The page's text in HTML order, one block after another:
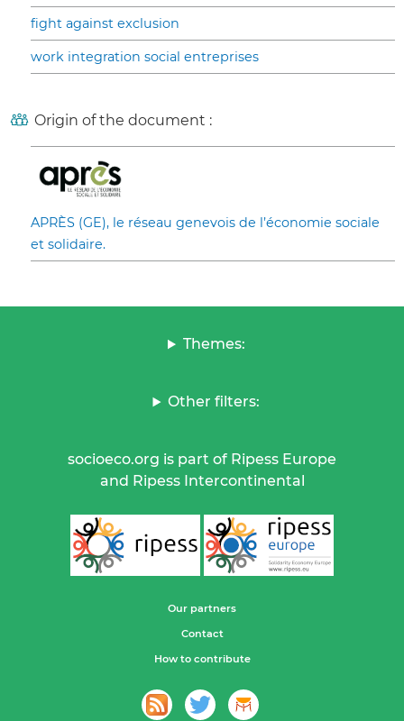
fight against exclusion
work integration social entreprises
Origin of the document :
APRÈS (GE), le réseau genevois de l’économie sociale
et solidaire.
Themes:
Other filters:
socioeco.org is part of Ripess Europe
and Ripess Intercontinental
Our partners
Contact
How to contribute